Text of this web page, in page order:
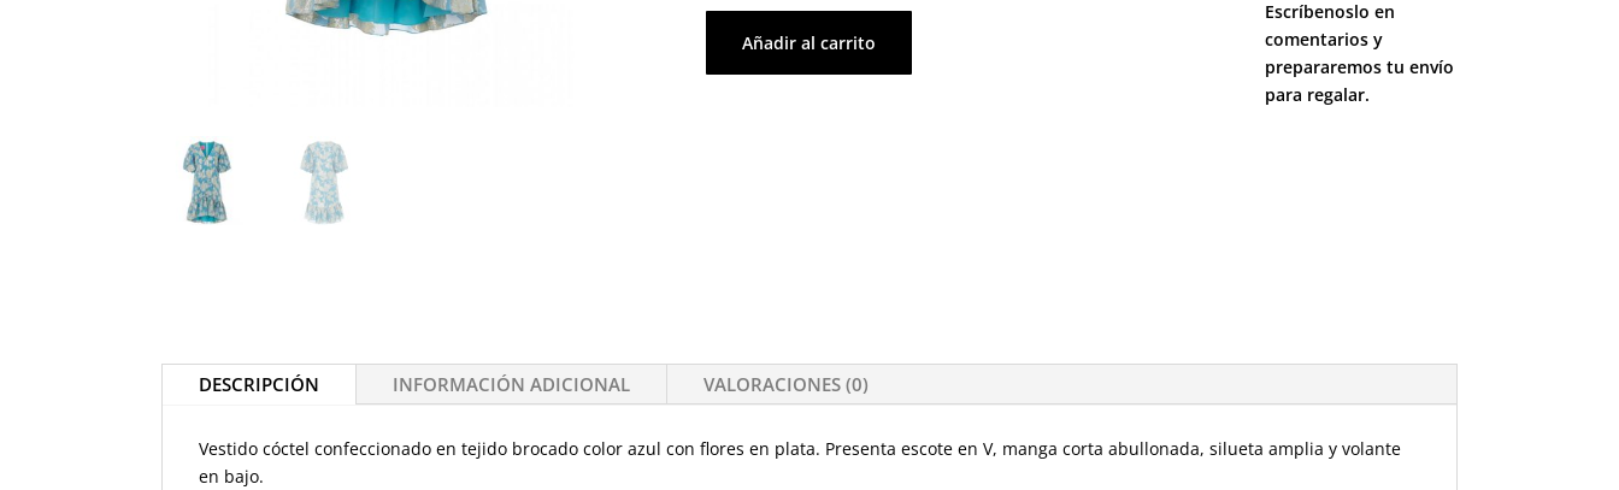
Añadir al carrito
Escríbenoslo en
comentarios y
prepararemos tu envío
para regalar.
DESCRIPCIÓN INFORMACIÓN ADICIONAL VALORACIONES (0)
Vestido cóctel confeccionado en tejido brocado color azul con flores en plata. Presenta escote en V, manga corta abullonada, silueta amplia y volante
en bajo.